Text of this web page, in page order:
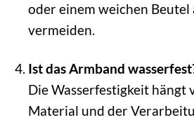
oder einem weichen Beutel
vermeiden.
Ist das Armband
Die Wasserfestigkeit hängt
Material und der